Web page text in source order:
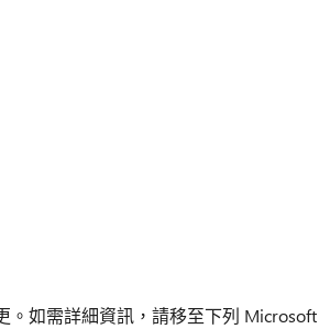
。如需詳細資訊，請移至下列 Microsoft